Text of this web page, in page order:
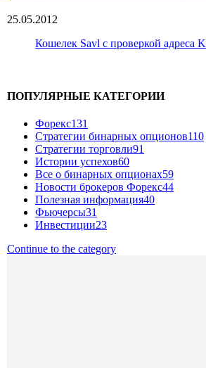
25.05.2012
Кошелек Savl с проверкой адреса
ПОПУЛЯРНЫЕ КАТЕГОРИИ
Форекс131
Стратегии бинарных опционов110
Стратегии торговли91
Истории успехов60
Все о бинарных опционах59
Новости брокеров Форекс44
Полезная информация40
Фьючерсы31
Инвестиции23
Continue to the category